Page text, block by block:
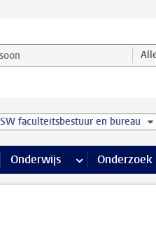
en selecteer categorie
faculteitsbestuur en bureau
Faciliteiten pagina’s
Onderwijs meer Onderwijs
Onderzoek